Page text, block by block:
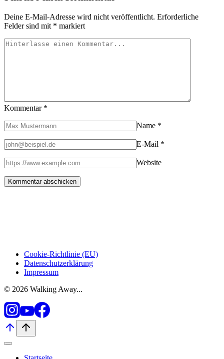
Unterwegs
–
FreeLoader
Deine E-Mail-Adresse wird nicht veröffentlicht. Erforderliche
Felder sind mit * markiert
Kommentar *
Name *
E-Mail *
Website
Cookie-Richtlinie (EU)
Datenschutzerklärung
Impressum
© 2026 Walking Away...